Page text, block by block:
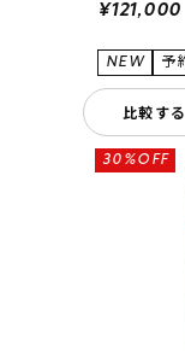
¥121,000
比較する
30%OFF